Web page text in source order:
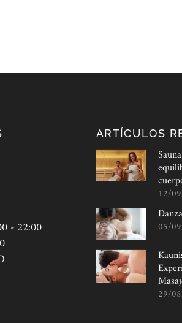
- 22:00
ARTÍCULOS
12/
05/
29/